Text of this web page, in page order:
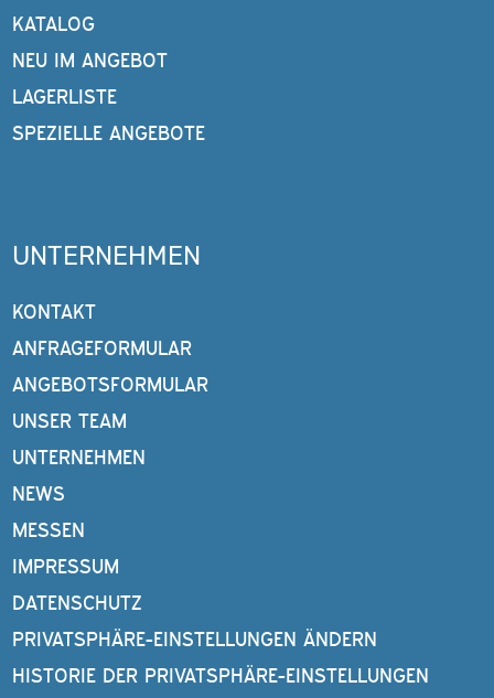
KATALOG
NEU IM ANGEBOT
LAGERLISTE
SPEZIELLE ANGEBOTE
UNTERNEHMEN
KONTAKT
ANFRAGEFORMULAR
ANGEBOTSFORMULAR
UNSER TEAM
UNTERNEHMEN
NEWS
MESSEN
IMPRESSUM
DATENSCHUTZ
PRIVATSPHÄRE-EINSTELLUNGEN ÄNDERN
HISTORIE DER PRIVATSPHÄRE-EINSTELLUNGEN